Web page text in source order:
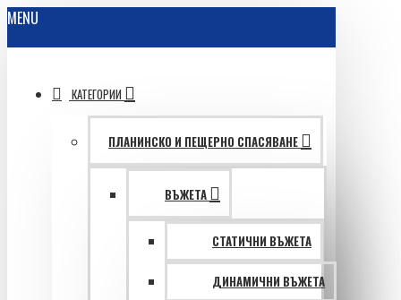
MENU
КАТЕГОРИИ
ПЛАНИНСКО И ПЕЩЕРНО СПАСЯВАНЕ
ВЪЖЕТА
СТАТИЧНИ ВЪЖЕТА
ДИНАМИЧНИ ВЪЖЕТА